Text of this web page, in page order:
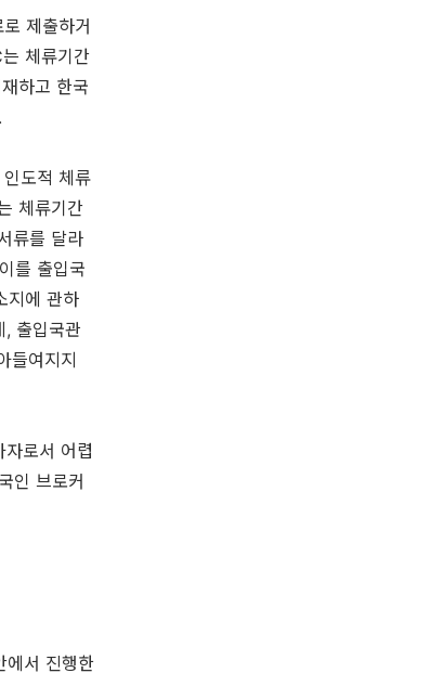
제출하거
체류기간
하고 한국
도적 체류
체류기간
류를 달라
를 출입국
지에 관하
, 출입국관
들여지지
로서 어렵
인 브로커
에서 진행한